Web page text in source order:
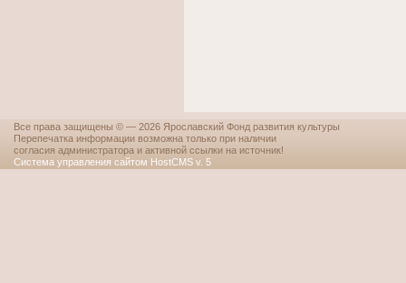
Все права защищены © — 2026 Ярославский Фонд развития культуры
Перепечатка информации возможна только при наличии
согласия администратора и активной ссылки на источник!
Система управления сайтом HostCMS v. 5